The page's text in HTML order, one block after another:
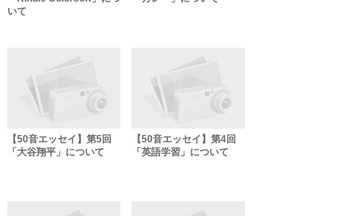
いて
【50音エッセイ】第5回
「大谷翔平」について
【50音エッセイ】第4回
「英語学習」について